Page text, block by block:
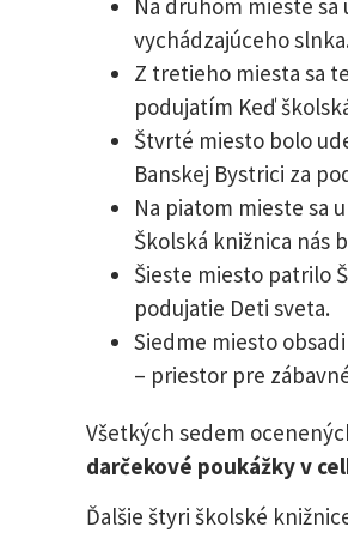
Na druhom mieste
vychádzajúceho
Z tretieho miesta sa
podujatím Keď
Štvrté miesto bolo
Banskej Bystrici za
Na piatom mieste sa
Školská knižnica nás
Šieste miesto patrilo
podujatie Deti sveta.
Siedme miesto
– priestor pre
Všetkých sedem
darčekové poukážky v
Ďalšie štyri školské